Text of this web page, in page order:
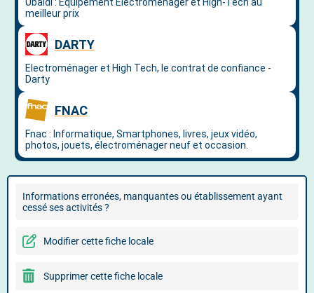
Informations erronées, manquantes ou établissement ayant
cessé ses activités ?
Modifier cette fiche locale
Supprimer cette fiche locale